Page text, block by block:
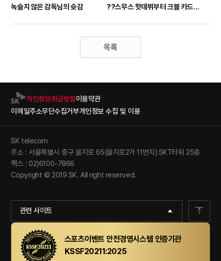
녹슬지 않은 감독님의 슛감 ??스무스 핫데뷔부터 크블 카드깡까지! 한바탕 즐기고 온 올스타전 전야제??
목록
개인정보취급방침이용약관
이메일주소무단수집거부개인정보 수집 및 이용
관련 사이트
SK telecom
주소 : 서울특별시 중구 을지로 65(을지로2가 11번지) SKT타워 25층
팩스 : 02)6100-7866
Copyright © 2019 SK. All right reserved.
스포츠이벤트 안전경영시스템 인증기관
KSSF20211:2025